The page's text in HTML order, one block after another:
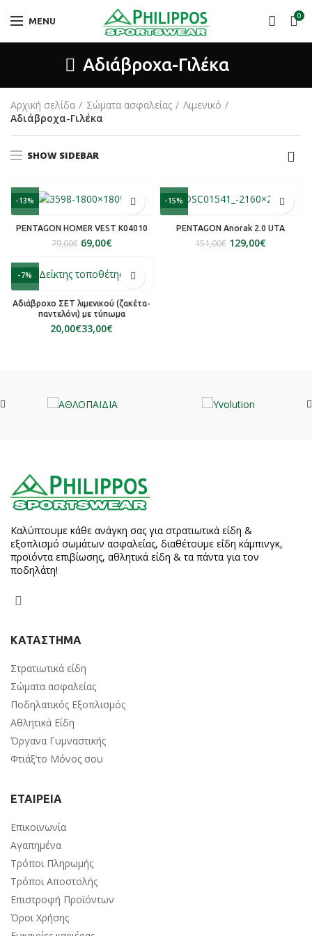
MENU 0
Αδιάβροχα-Γιλέκα
Αρχική σελίδα Σώματα ασφαλείας
Λιμενικό
Αδιάβροχα-Γιλέκα
SHOW SIDEBAR
-13%
PENTAGON HOMER VEST K04010
79,00€ 69,00€
-15%
PENTAGON Anorak 2.0 UTA
151,00€ 129,00€
-7%
Αδιάβροχο ΣΕΤ λιμενικού (ζακέτα-
παντελόνι) με τύπωμα
€ €
Καλύπτουμε κάθε ανάγκη σας για στρατιωτικά είδη &
εξοπλισμό σωμάτων ασφαλείας, διαθέτουμε είδη κάμπινγκ,
προϊόντα επιβίωσης, αθλητικά είδη & τα πάντα για τον
ποδηλάτη!
ΚΑΤΑΣΤΗΜΑ
Στρατιωτικά είδη
Σώματα ασφαλείας
Ποδηλατικός Εξοπλισμός
Αθλητικά Είδη
Όργανα Γυμναστικής
Φτιάξ’το Μόνος σου
ΕΤΑΙΡΕΙΑ
Επικοινωνία
Αγαπημένα
Τρόποι Πληρωμής
Τρόποι Αποστολής
Επιστροφή Προϊόντων
Όροι Χρήσης